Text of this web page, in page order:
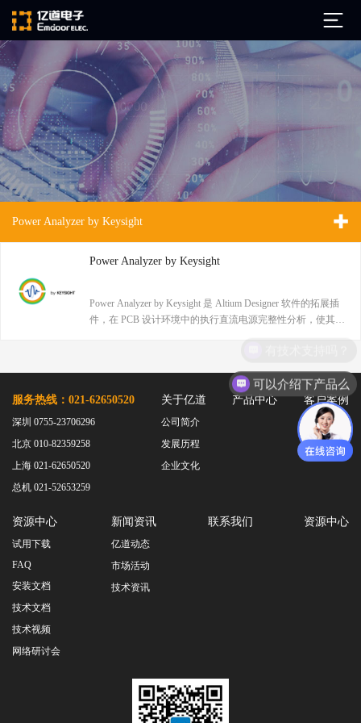
公司简介
发展历程
企业文化
ARM
Altium
Ansys
Minitab
EPLAN
TESSY
Ashling
Source Insight
Incredibuild
Adobe
Lauterbach
PLS
FAQ
安装文档
网络研讨会
Power Analyzer by Keysight
Power Analyzer by Keysight
Power Analyzer by Keysight 是 Altium Designer 软件的拓展插
件，在 PCB 设计环境中的执行直流电源完整性分析，使其不
服务热线：021-62650520
深圳 0755-23706296
北京 010-82359258
上海 021-62650520
总机 021-52653259
关于亿道
公司简介
发展历程
企业文化
产品中心 客户案例
资源中心
试用下载
FAQ
安装文档
技术文档
技术视频
网络研讨会
新闻资讯
亿道动态
市场活动
技术资讯
联系我们 资源中心
可以介绍下产品么